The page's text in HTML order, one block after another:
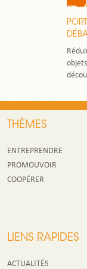
THÈMES
ENTREPRENDRE
PROMOUVOIR
COOPÉRER
LIENS RAPIDES
ACTUALITÉS